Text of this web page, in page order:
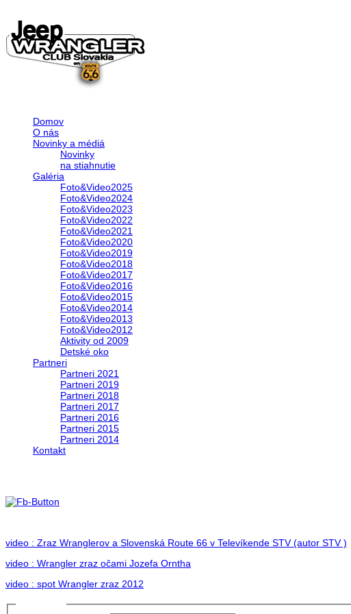
Domov
O nás
Novinky a médiá
Novinky
na stiahnutie
Galéria
Foto&Video2025
Foto&Video2024
Foto&Video2023
Foto&Video2022
Foto&Video2021
Foto&Video2020
Foto&Video2019
Foto&Video2018
Foto&Video2017
Foto&Video2016
Foto&Video2015
Foto&Video2014
Foto&Video2013
Foto&Video2012
Aktivity od 2009
Detské oko
Partneri
Partneri 2021
Partneri 2019
Partneri 2018
Partneri 2017
Partneri 2016
Partneri 2015
Partneri 2014
Kontakt
video : Zraz Wranglerov a Slovenská Route 66 v Televíkende STV (autor STV )
video : Wrangler zraz očami Jozefa Orntha
video : spot Wrangler zraz 2012